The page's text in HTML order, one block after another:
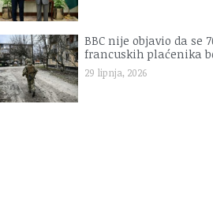
BBC nije objavio da se
francuskih plaćenika
29 lipnja, 2026